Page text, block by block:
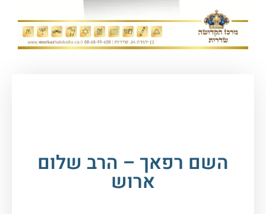
השם רפאך – הרב שלום
ארוש